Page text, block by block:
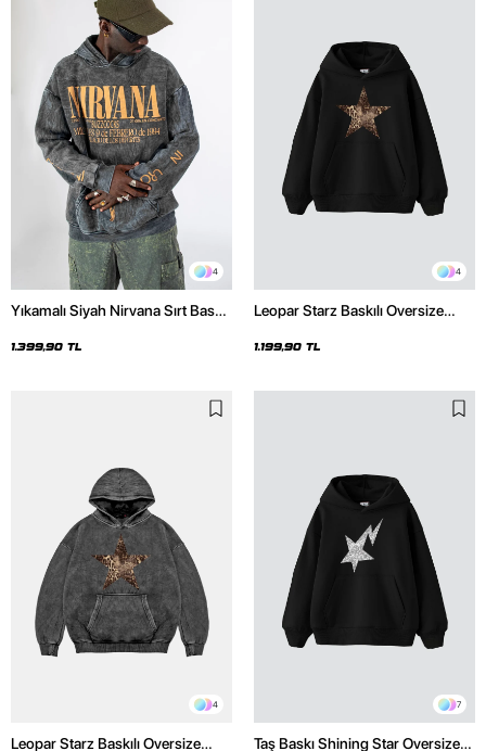
4
Yıkamalı Siyah Nirvana Sırt Baskılı
1.399,90 TL
4
Leopar Starz Baskılı Oversize
1.199,90 TL
4
Leopar Starz Baskılı Oversize
7
Taş Baskı Shining Star Oversize